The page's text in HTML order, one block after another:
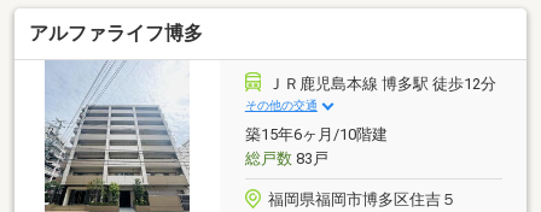
地よい風と豊かな採光を取り込めます☆眺望や陽当た
り、風通しを重視される方はもちろん、ファミリーや
将来を見据えた方にもおすすめです♪
アルファライフ博多
ＪＲ鹿児島本線 博多駅 徒歩12分
その他の交通
築15年6ヶ月/10階建
総戸数83戸
福岡県福岡市博多区住吉５